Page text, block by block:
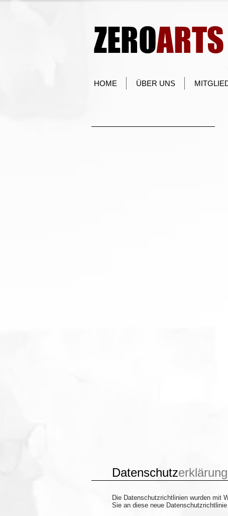
ZEROARTS
HOME ÜBER UNS
Datenschutzerklärung
Die Datenschutzrichtlinien wurden mit
Sie an diese neue